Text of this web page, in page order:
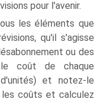
pour l'avenir.
les éléments que
qu'il s'agisse
ou des
le coût de chaque
et notez-le
les coûts et calculez